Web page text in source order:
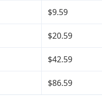
$9.59
$20.59
$42.59
$86.59